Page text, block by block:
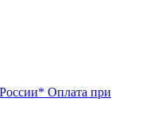
Оплата при